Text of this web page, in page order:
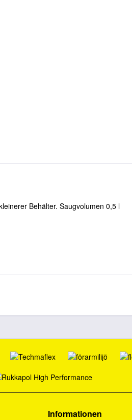
Behälter. Saugvolumen 0,5 l
Informationen